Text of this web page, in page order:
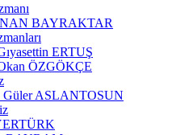
BAYRAKTAR
ERTUŞ
ÖZGÖKÇE
Güler ASLANTOSUN